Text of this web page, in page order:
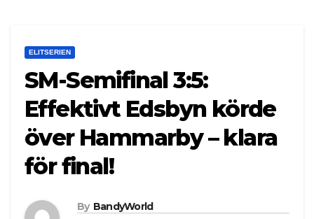
ELITSERIEN
SM-Semifinal 3:5:
Effektivt Edsbyn körde
över Hammarby – klara
för final!
By BandyWorld